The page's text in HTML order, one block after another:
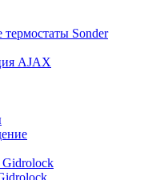
Sonder
AJAX
Gidrolock